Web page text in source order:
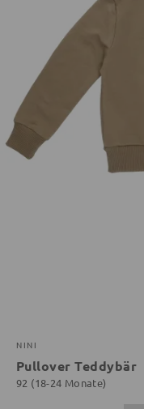
NINI
Pullover Teddybär
92 (18-24 Monate)